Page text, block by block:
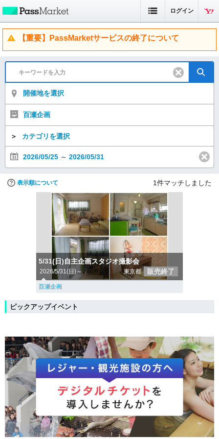
ログイン
【重要】PassMarketサービスの終了について
開催地を選択
百瀬企画
＞ カテゴリを選択
2026/05/25 ～ 2026/05/31
表示順について 1件マッチしました
5/31(日)自主企画スタジオ撮影会
2026/5/31(日)～ 東京都 販売終了
百瀬企画
ピックアップイベント